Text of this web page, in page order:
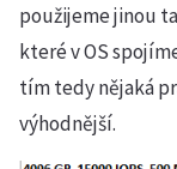
použijeme jinou
které v OS
tím tedy nějaká
výhodnější.